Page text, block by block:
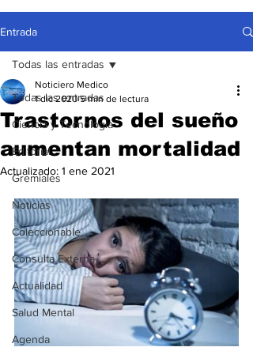
Entrada
Todas las entradas
Ciencia y Tecnología
Editorial
Gremiales
Noticias
Coleccionable
Consulta Externa
Actualidad
Salud Mental
Agenda
Todas las entradas
Trastornos del sueño
aumentan mortalidad
Noticiero Medico
1 dic 2020 5 min de lectura
Actualizado: 1 ene 2021